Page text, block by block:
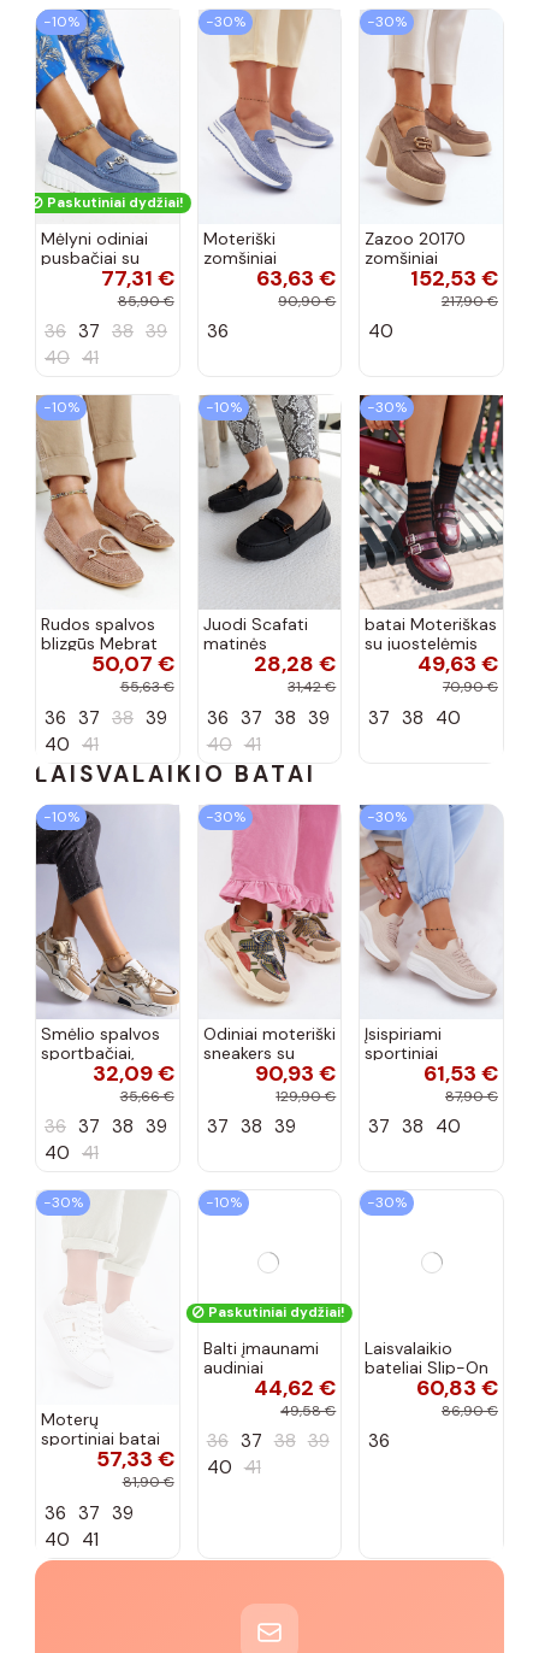
−10%
Paskutiniai dydžiai!
Mėlyni odiniai
pusbačiai su
dekoratyvine
sagtimi Taija
77,31 €
85,90 €
36 37 38 39
40 41
−30%
Moteriški
zomšiniai
mokasinai
Demela mėlynos
63,63 €
90,90 €
36
−30%
Zazoo 20170
zomšiniai
bateliai su
kulniukais smėlio
152,53 €
217,90 €
40
−10%
Rudos spalvos
blizgūs Mebrat
bateliai50,07 €
55,63 €
36 37 38 39
40 41
−10%
Juodi Scafati
matinės
apdailos bateliai
28,28 €
31,42 €
36 37 38 39
40 41
−30%
batai Moteriškas
su juostelėmis
su lako efektu
bordo spalvos
49,63 €
70,90 €
37 38 40
LAISVALAIKIO BATAI
−10%
Smėlio spalvos
sportbačiai,
dekoruoti Valdez
cirkonio virvele
32,09 €
35,66 €
36 37 38 39
40 41
−30%
Odiniai moteriški
sneakers su
platforma D&A
CR61-3133
90,93 €
129,90 €
37 38 39
−30%
Įsispiriami
sportiniai
bateliai Kobbo
102425 smėlio
61,53 €
87,90 €
37 38 40
−30%
Moterų
sportiniai batai
su ažūro
elementais Big
baltos spalvos
57,33 €
81,90 €
36 37 39
40 41
−10%
Paskutiniai dydžiai!
Balti įmaunami
audiniai
sportbačiai su
sagtele
44,62 €
−30%
Laisvalaikio
bateliai Slip-On